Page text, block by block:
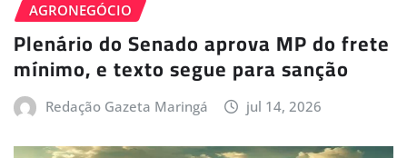
AGRONEGÓCIO
Plenário do Senado aprova MP do frete
mínimo, e texto segue para sanção
Redação Gazeta Maringá jul 14, 2026